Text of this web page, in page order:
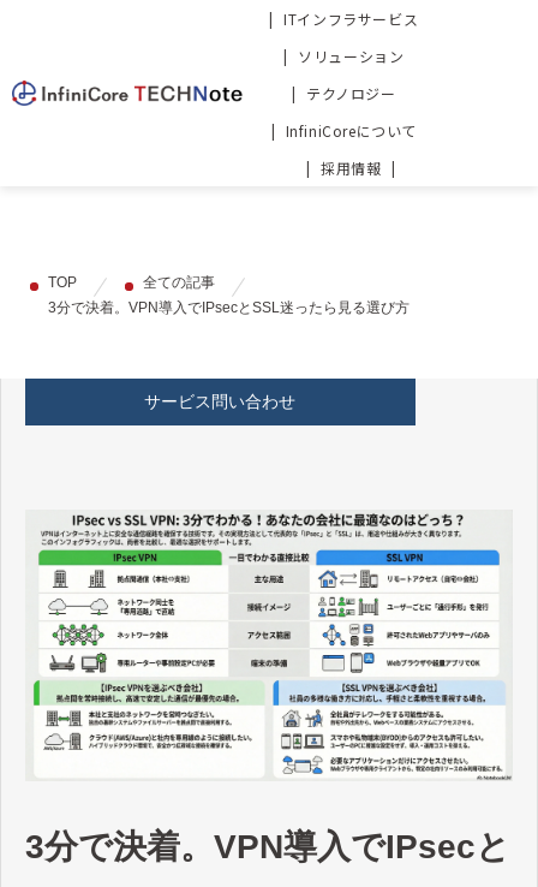
ITインフラサービス
ソリューション
テクノロジー
InfiniCoreについて
採用情報
TOP
全ての記事
3分で決着。VPN導入でIPsecとSSL迷ったら見る選び方
サービス問い合わせ
3分で決着。VPN導入でIPsecと